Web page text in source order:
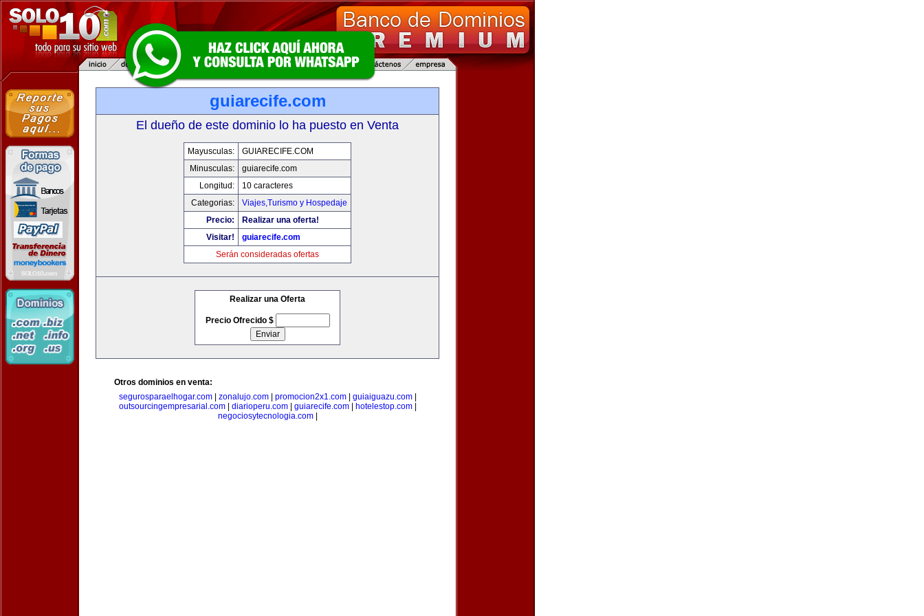
guiarecife.com
El dueño de este dominio lo ha puesto en Venta
Mayusculas:
GUIARECIFE.COM
Minusculas:
guiarecife.com
Longitud:
10 caracteres
Categorias:
Viajes,Turismo y Hospedaje
Precio:
Realizar una oferta!
Visitar!
guiarecife.com
Serán consideradas ofertas
Realizar una Oferta
Precio Ofrecido $
Otros dominios en venta:
segurosparaelhogar.com| zonalujo.com| promocion2x1.com| guiaiguazu.com|
outsourcingempresarial.com| diarioperu.com| guiarecife.com| hotelestop.com|
negociosytecnologia.com|